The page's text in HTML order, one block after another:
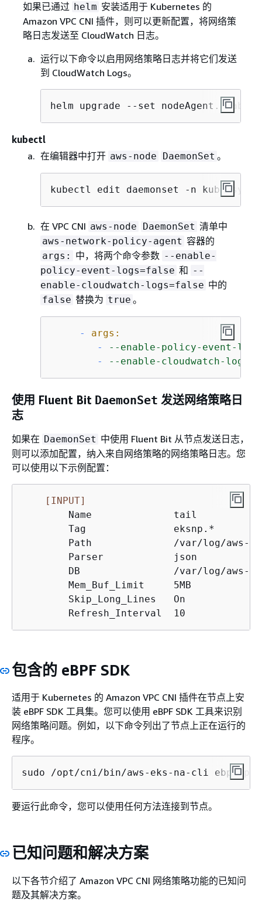
如果已通过 helm 安装适用于 Kubernetes 的
Amazon VPC CNI 插件，则可以更新配置，将网络策
略日志发送至 CloudWatch 日志。
运行以下命令以启用网络策略日志并将它们发送
到 CloudWatch Logs。
helm upgrade --set
kubectl
在编辑器中打开 aws-node DaemonSet 。
kubectl edit daemonset -n kube-
在 VPC CNI aws-node DaemonSet 清单中
aws-network-policy-agent 容器的
args: 中，将两个命令参数 --enable-
policy-event-logs=false 和 --
enable-cloudwatch-logs=false 中的
false 替换为 true 。
-
args:
-
--enable-policy-event-
-
--enable-cloudwatch-
使用 Fluent Bit DaemonSet 发送网络策略日
志
如果在 DaemonSet 中使用 Fluent Bit 从节点发送日志，
则可以添加配置，纳入来自网络策略的网络策略日志。您
可以使用以下示例配置：
[INPUT]
        Name              tail
        Tag               eksnp.*
Path              /var/log/aws-
        Parser            json
DB                /var/log/aws-
        Mem_Buf_Limit     5MB
        Skip_Long_Lines   On
        Refresh_Interval  10
包含的 eBPF SDK
适用于 Kubernetes 的 Amazon VPC CNI 插件在节点上安
装 eBPF SDK 工具集。您可以使用 eBPF SDK 工具来识别
网络策略问题。例如，以下命令列出了节点上正在运行的
程序。
sudo /opt/cni/bin/aws-eks-na-cli ebpf
要运行此命令，您可以使用任何方法连接到节点。
已知问题和解决方案
以下各节介绍了 Amazon VPC CNI 网络策略功能的已知问
题及其解决方案。